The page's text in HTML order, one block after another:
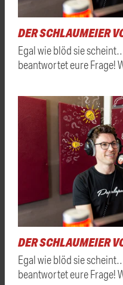
DER SCHLAUMEIER
Egal wie blöd sie
beantwortet eure Frage!
DER SCHLAUMEIER
Egal wie blöd sie
beantwortet eure Frage!